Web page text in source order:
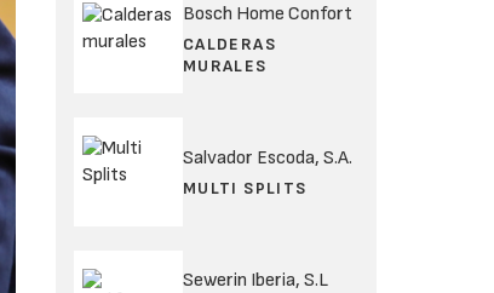
Bosch Home Confort
CALDERAS
MURALES
Salvador Escoda, S.A.
MULTI SPLITS
Sewerin Iberia, S.L